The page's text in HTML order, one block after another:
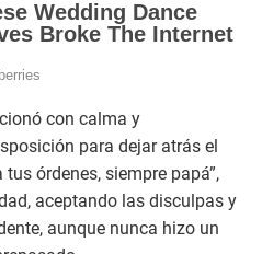
con calma y
para dejar atrás el
órdenes, siempre papá”,
aceptando las disculpas y
aunque nunca hizo un